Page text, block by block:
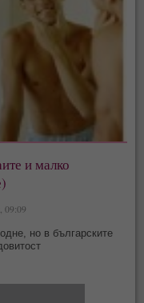
и малко
09:09
но в българските